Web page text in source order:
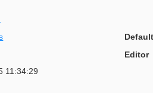
Editor
11:34:29